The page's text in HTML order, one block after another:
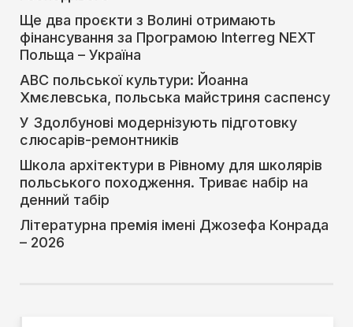
Ще два проєкти з Волині отримають
фінансування за Програмою Interreg NEXT
Польща – Україна
АВС польської культури: Йоанна
Хмєлевська, польська майстриня саспенсу
У Здолбунові модернізують підготовку
слюсарів-ремонтників
Школа архітектури в Рівному для школярів
польського походження. Триває набір на
денний табір
Літературна премія імені Джозефа Конрада
– 2026